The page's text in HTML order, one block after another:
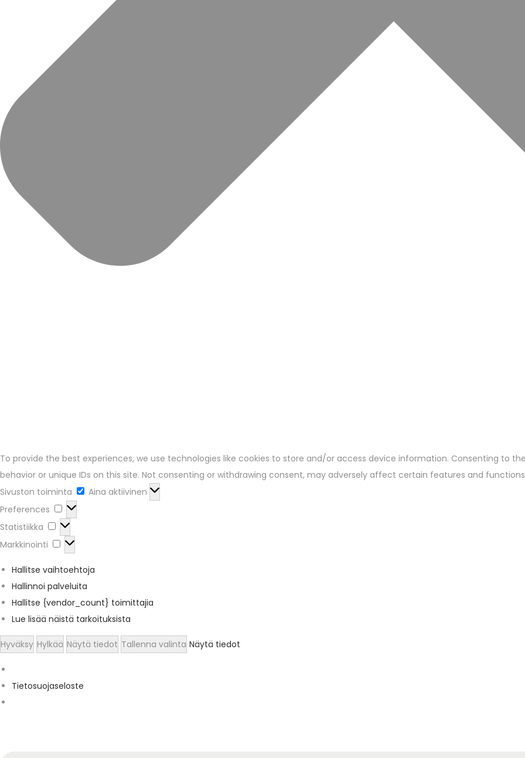
To provide the best experiences, we use technologies like cookies to store and/or access device information. Consenting to
behavior or unique IDs on this site. Not consenting or withdrawing consent, may adversely affect certain features and
Sivuston toiminta
Aina aktiivinen
Preferences
Statistiikka
Markkinointi
Hallitse vaihtoehtoja
Hallinnoi palveluita
Hallitse {vendor_count} toimittajia
Lue lisää näistä tarkoituksista
Hyväksy Hylkää Näytä tiedot Tallenna valinta Näytä tiedot
Tietosuojaseloste